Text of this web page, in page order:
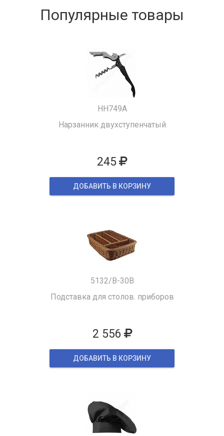
Популярные товары
HH749A
Нарзанник двухступенчатый
245
ДОБАВИТЬ В КОРЗИНУ
5132/B-30B
Подставка для столов. приборов
2 556
ДОБАВИТЬ В КОРЗИНУ